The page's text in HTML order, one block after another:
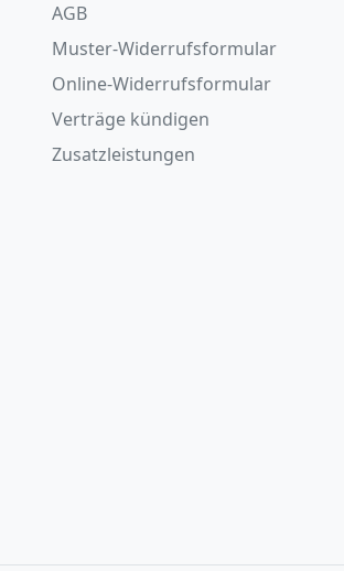
AGB
Muster-Widerrufsformular
Online-Widerrufsformular
Verträge kündigen
Zusatzleistungen